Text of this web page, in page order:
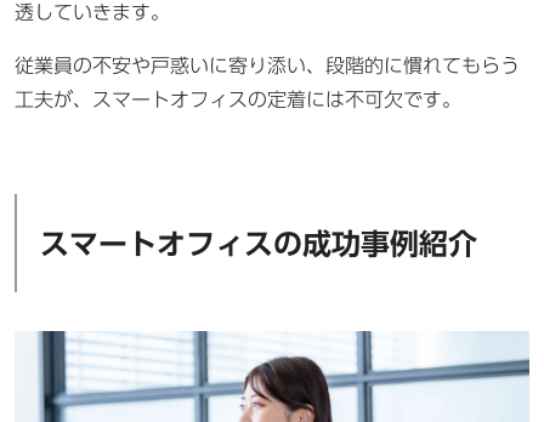
透していきます。
従業員の不安や戸惑いに寄り添い、段階的に慣れてもらう
工夫が、スマートオフィスの定着には不可欠です。
スマートオフィスの成功事例紹介